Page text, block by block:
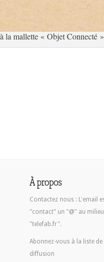
la mallette « Objet Connecté »
À propos
Contactez nous : L'email
"contact" un "@" au milieu
"telefab.fr".
Abonnez-vous à la liste de
diffusion